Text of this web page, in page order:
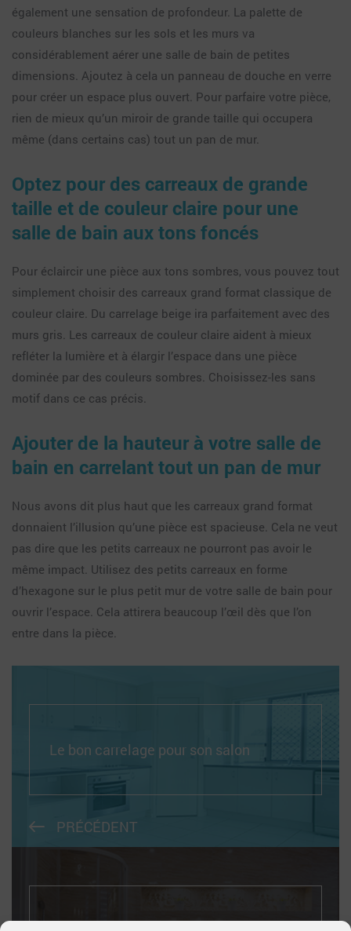
également une sensation de profondeur. La palette de
couleurs blanches sur les sols et les murs va
considérablement aérer une salle de bain de petites
dimensions. Ajoutez à cela un panneau de douche en verre
pour créer un espace plus ouvert. Pour parfaire votre pièce,
rien de mieux qu’un miroir de grande taille qui occupera
même (dans certains cas) tout un pan de mur.
Optez pour des carreaux de grande
taille et de couleur claire pour une
salle de bain aux tons foncés
Pour éclaircir une pièce aux tons sombres, vous pouvez tout
simplement choisir des carreaux grand format classique de
couleur claire. Du carrelage beige ira parfaitement avec des
murs gris. Les carreaux de couleur claire aident à mieux
refléter la lumière et à élargir l’espace dans une pièce
dominée par des couleurs sombres. Choisissez-les sans
motif dans ce cas précis.
Ajouter de la hauteur à votre salle de
bain en carrelant tout un pan de mur
Nous avons dit plus haut que les carreaux grand format
donnaient l’illusion qu’une pièce est spacieuse. Cela ne veut
pas dire que les petits carreaux ne pourront pas avoir le
même impact. Utilisez des petits carreaux en forme
d’hexagone sur le plus petit mur de votre salle de bain pour
ouvrir l’espace. Cela attirera beaucoup l’œil dès que l’on
entre dans la pièce.
Le bon carrelage pour son salon
PRÉCÉDENT